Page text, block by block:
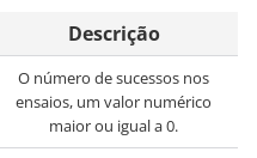
Descrição
O número de sucessos nos
ensaios, um valor numérico
maior ou igual a 0.